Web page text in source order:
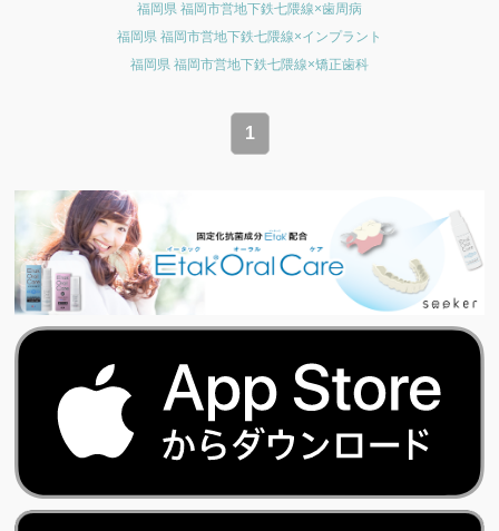
福岡県 福岡市営地下鉄七隈線×歯周病
福岡県 福岡市営地下鉄七隈線×インプラント
福岡県 福岡市営地下鉄七隈線×矯正歯科
1